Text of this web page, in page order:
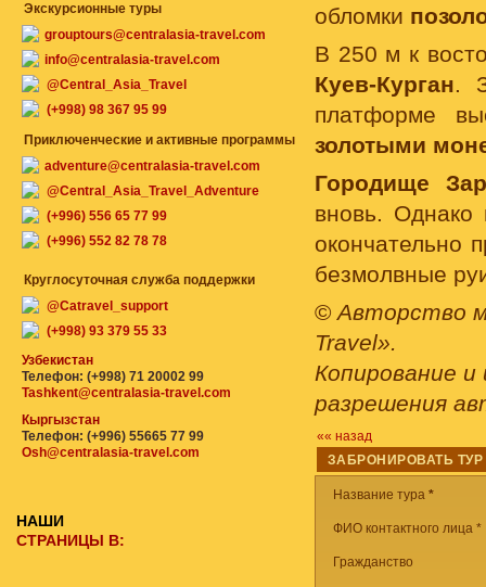
обломки
В 250 м к
Куев-Курган.
платформе
золотыми
Городище
вновь. Однако
окончательно
безмолвные
© Авторство
Travel».
Копирование
разрешения
«« назад
ЗАБРОНИРОВАТЬ ТУР
Название тура *
ФИО контактного лица *
Гражданство
Экскурсионные туры
grouptours@centralasia-travel.com
info@centralasia-travel.com
@Central_Asia_Travel
(+998) 98 367 95 99
Приключенческие и активные программы
adventure@centralasia-travel.com
@Central_Asia_Travel_Adventure
(+996) 556 65 77 99
(+996) 552 82 78 78
Круглосуточная служба поддержки
@Catravel_support
(+998) 93 379 55 33
Узбекистан
Телефон: (+998) 71 20002 99
Tashkent@centralasia-travel.com
Кыргызстан
Телефон: (+996) 55665 77 99
Osh@centralasia-travel.com
НАШИ
СТРАНИЦЫ В: